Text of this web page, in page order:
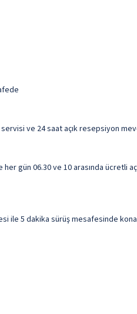
ve 24 saat açık resepsiyon
gün 06.30 ve 10 arasında ücretli
5 dakika sürüş mesafesinde